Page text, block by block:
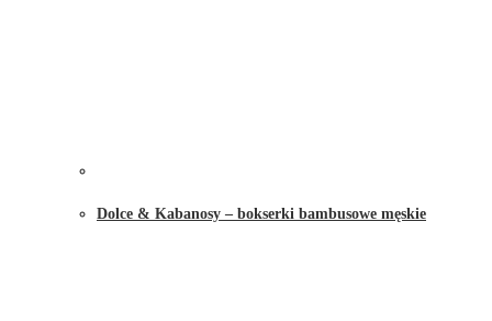
Dolce & Kabanosy – bokserki bambusowe męskie